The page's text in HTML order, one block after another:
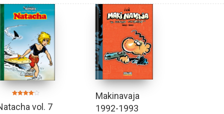
en
4.00
vol. 7
Makinavaja
1992-1993